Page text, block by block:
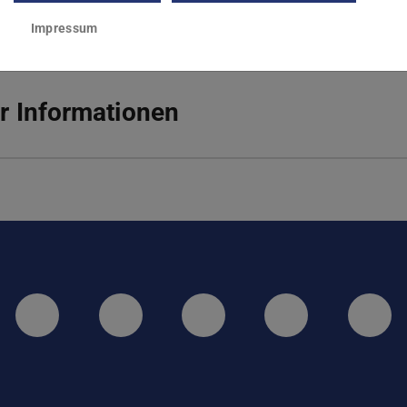
Informationen
LinkedIn-Seite der TU Darmstadt
Instagram-Kanal der TU
Bluesky-Kanal der
Impressum